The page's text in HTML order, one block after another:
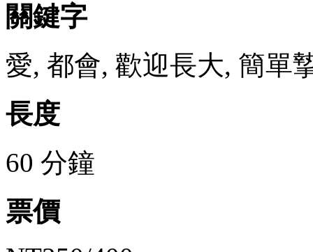
關鍵字
愛, 都會, 歡迎長大, 簡單
長度
60 分鐘
票價